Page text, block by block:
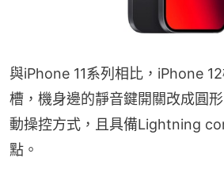
與iPhone 11系列相比，iPhone
槽，機身邊的靜音鍵開關改成圓
動操控方式，且具備Lightning
點。